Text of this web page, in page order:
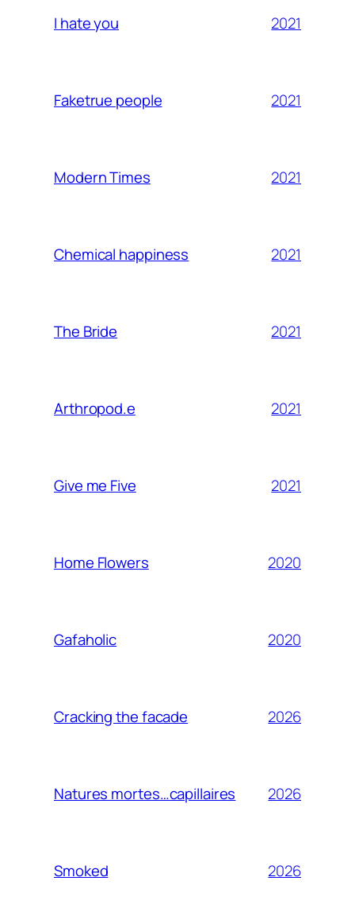
I hate you 2021
Faketrue people 2021
Modern Times 2021
Chemical happiness 2021
The Bride 2021
Arthropod.e 2021
Give me Five 2021
Home Flowers 2020
Gafaholic 2020
Cracking the facade 2026
Natures mortes…capillaires 2026
Smoked 2026